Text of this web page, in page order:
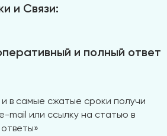
и Связи:
и полный ответ
в самые сжатые сроки получи
mail или ссылку на статью в